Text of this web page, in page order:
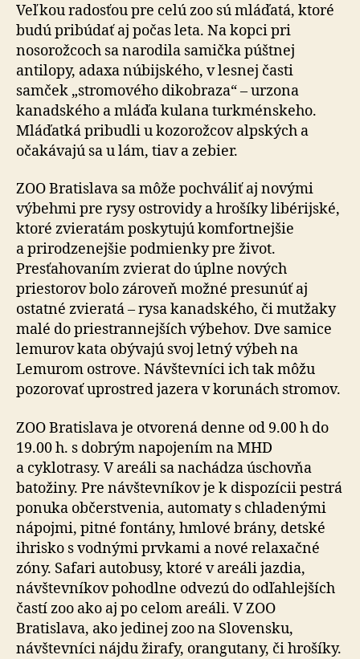
Veľkou radosťou pre celú zoo sú mláďatá, ktoré
budú pribúdať aj počas leta. Na kopci pri
nosorožcoch sa narodila samička púštnej
antilopy, adaxa núbijského, v lesnej časti
samček „stromového dikobraza“ – urzona
kanadského a mláďa kulana turkménskeho.
Mláďatká pribudli u kozorožcov alpských a
očakávajú sa u lám, tiav a zebier.
ZOO Bratislava sa môže pochváliť aj novými
výbehmi pre rysy ostrovidy a hrošíky libérijské,
ktoré zvieratám poskytujú komfortnejšie
a prirodzenejšie podmienky pre život.
Presťahovaním zvierat do úplne nových
priestorov bolo zároveň možné presunúť aj
ostatné zvieratá – rysa kanadského, či mutžaky
malé do priestrannejších výbehov. Dve samice
lemurov kata obývajú svoj letný výbeh na
Lemurom ostrove. Návštevníci ich tak môžu
pozorovať uprostred jazera v korunách stromov.
ZOO Bratislava je otvorená denne od 9.00 h do
19.00 h. s dobrým napojením na MHD
a cyklotrasy. V areáli sa nachádza úschovňa
batožiny. Pre návštevníkov je k dispozícii pestrá
ponuka občerstvenia, automaty s chladenými
nápojmi, pitné fontány, hmlové brány, detské
ihrisko s vodnými prvkami a nové relaxačné
zóny. Safari autobusy, ktoré v areáli jazdia,
návštevníkov pohodlne odvezú do odľahlejších
častí zoo ako aj po celom areáli. V ZOO
Bratislava, ako jedinej zoo na Slovensku,
návštevníci nájdu žirafy, orangutany, či hrošíky.